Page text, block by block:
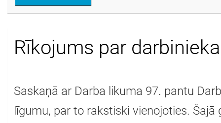
Rīkojums par
Saskaņā ar Darba likuma 97. pantu
līgumu, par to rakstiski vienojoties.